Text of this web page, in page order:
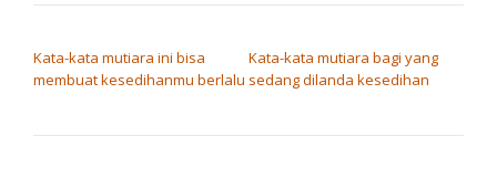
Kata-kata mutiara ini bisa
membuat kesedihanmu berlalu
Kata-kata mutiara bagi yang
sedang dilanda kesedihan